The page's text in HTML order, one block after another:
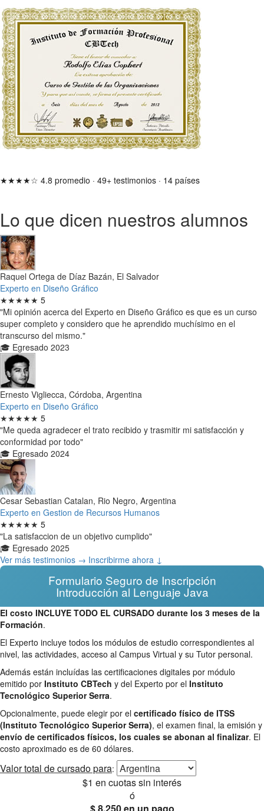
★★★★☆ 4.8 promedio · 49+ testimonios · 14 países
Lo que dicen nuestros alumnos
Raquel Ortega de Díaz Bazán, El Salvador
Experto en Diseño Gráfico
★★★★★ 5
"Mi opinión acerca del Experto en Diseño Gráfico es que es un curso
super completo y considero que he aprendido muchísimo en el
transcurso del mismo."
🎓 Egresado 2023
Ernesto Vigliecca, Córdoba, Argentina
Experto en Diseño Gráfico
★★★★★ 5
"Me queda agradecer el trato recibido y trasmitir mi satisfacción y
conformidad por todo"
🎓 Egresado 2024
Cesar Sebastian Catalan, Rio Negro, Argentina
Experto en Gestion de Recursos Humanos
★★★★★ 5
"La satisfaccion de un objetivo cumplido"
🎓 Egresado 2025
Ver más testimonios → Inscribirme ahora ↓
Formulario Seguro de Inscripción
Introducción al Lenguaje Java
El costo INCLUYE TODO EL CURSADO durante los 3 meses de la
Formación.
El Experto incluye todos los módulos de estudio correspondientes al
nivel, las actividades, acceso al Campus Virtual y su Tutor personal.
Además están incluídas las certificaciones digitales por módulo
emitido por Instituto CBTech y del Experto por el Instituto
Tecnológico Superior Serra.
Opcionalmente, puede elegir por el certificado físico de ITSS
(Instituto Tecnológico Superior Serra), el examen final, la emisión y
envío de certificados físicos, los cuales se abonan al finalizar. El
costo aproximado es de 60 dólares.
Valor total de cursado para:
$1 en cuotas sin interés
ó
$ 8.250en un pago